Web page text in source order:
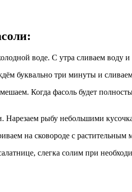
воде. С утра сливаем воду и
буквально три минуты и
Когда фасоль будет
Нарезаем рыбу небольшими
на сковороде с растительным
слегка солим при